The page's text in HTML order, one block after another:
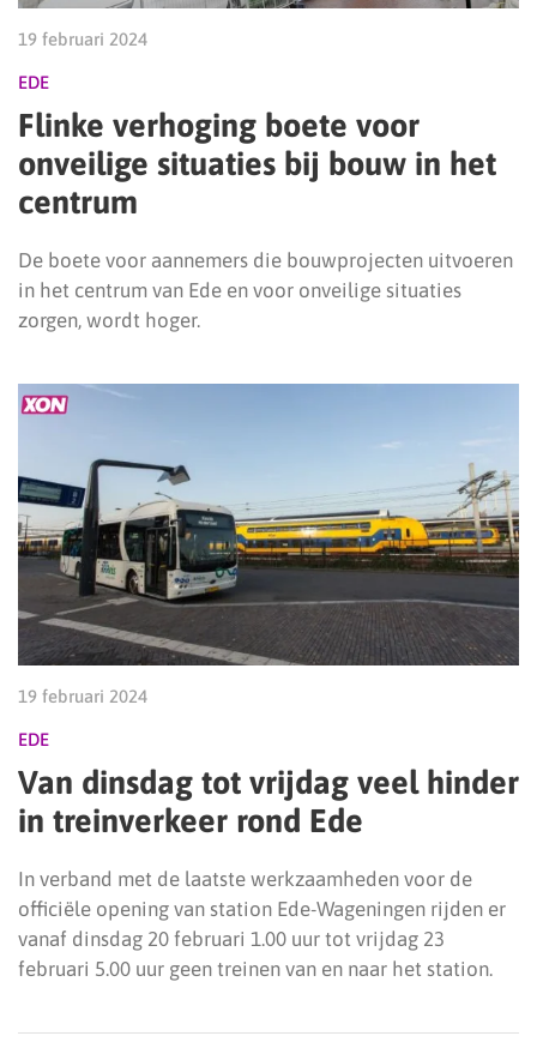
19 februari 2024
EDE
Flinke verhoging boete voor
onveilige situaties bij bouw in het
centrum
De boete voor aannemers die bouwprojecten uitvoeren
in het centrum van Ede en voor onveilige situaties
zorgen, wordt hoger.
19 februari 2024
EDE
Van dinsdag tot vrijdag veel hinder
in treinverkeer rond Ede
In verband met de laatste werkzaamheden voor de
officiële opening van station Ede-Wageningen rijden er
vanaf dinsdag 20 februari 1.00 uur tot vrijdag 23
februari 5.00 uur geen treinen van en naar het station.